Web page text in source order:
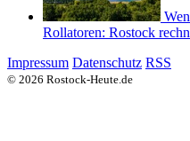
Rollatoren: Rostock
Impressum Datenschutz RSS
© 2026 Rostock-Heute.de